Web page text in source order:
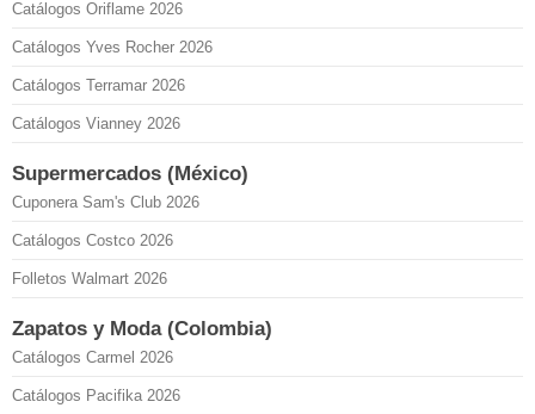
Catálogos Oriflame 2026
Catálogos Yves Rocher 2026
Catálogos Terramar 2026
Catálogos Vianney 2026
Supermercados (México)
Cuponera Sam's Club 2026
Catálogos Costco 2026
Folletos Walmart 2026
Zapatos y Moda (Colombia)
Catálogos Carmel 2026
Catálogos Pacifika 2026